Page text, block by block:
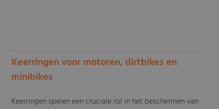
Keerringen voor motoren, dirtbikes en
minibikes
Keerringen spelen een cruciale rol in het beschermen van